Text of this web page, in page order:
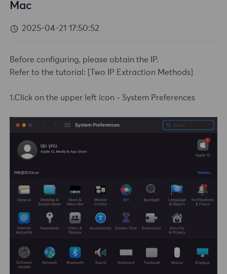
Mac
2025-04-21 17:50:52
Before configuring, please obtain the IP.
Refer to the tutorial: [Two IP Extraction Methods]
1.Click on the upper left icon - System Preferences